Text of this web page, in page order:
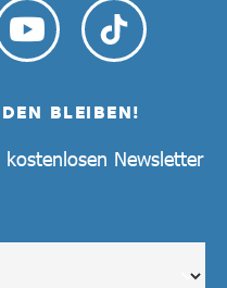
BLEIBEN!
Newsletter